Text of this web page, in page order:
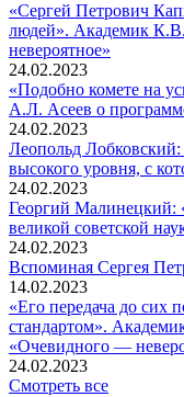
«Сергей Петрович
людей». Академик
невероятное»
24.02.2023
«Подобно комете на
А.Л. Асеев о
24.02.2023
Леопольд
высокого уровня, с
24.02.2023
Георгий Малинецкий:
великой советской
24.02.2023
Вспоминaя Сергея
14.02.2023
«Его передача до сих
стандартом».
«Очевидного —
24.02.2023
Смотреть все